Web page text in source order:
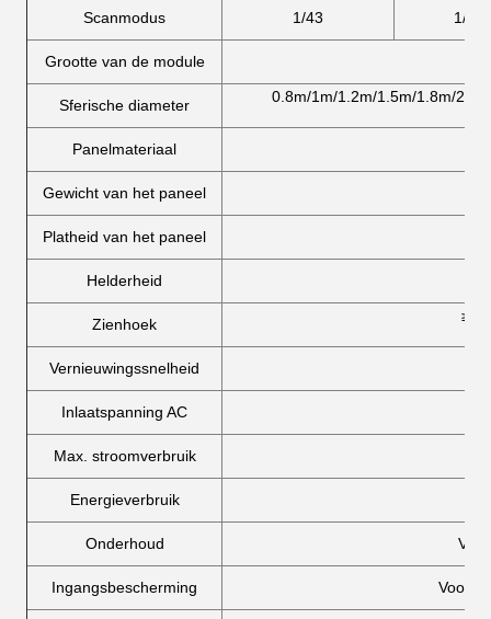
Scanmodus 1/43 1/40
Grootte van de module
Sferische diameter 0.8m/1m/1.2m/1.5m/1.8m/2m/
Panelmateriaal
Gewicht van het paneel
Platheid van het paneel
Helderheid
Zienhoek ≥
Vernieuwingssnelheid
Inlaatspanning AC
Max. stroomverbruik
Energieverbruik
Onderhoud
Ingangsbescherming Voorin: